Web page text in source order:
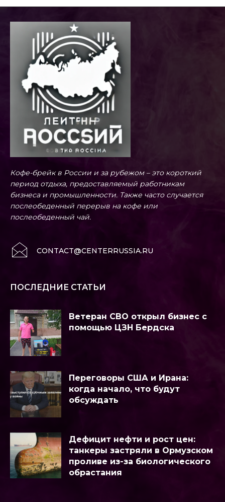
Кофе-брейк в России и за рубежом – это короткий
период отдыха, предоставляемый работникам
бизнеса и промышленности. Также часто случается
послеобеденный перерыв на кофе или
послеобеденный чай.
CONTACT@CENTERRUSSIA.RU
ПОСЛЕДНИЕ СТАТЬИ
Ветеран СВО открыл бизнес с
помощью ЦЗН Бердска
Переговоры США и Ирана:
когда начало, что будут
обсуждать
Дефицит нефти и рост цен:
танкеры застряли в Ормузском
проливе из-за биологического
обрастания